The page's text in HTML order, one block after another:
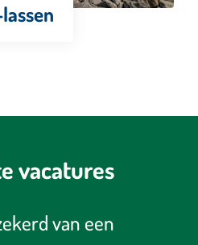
vacatures
van een